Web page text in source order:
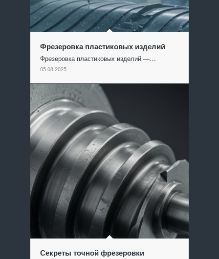
Фрезеровка пластиковых изделий
Фрезеровка пластиковых изделий —…
05.08.2025
Секреты точной фрезеровки